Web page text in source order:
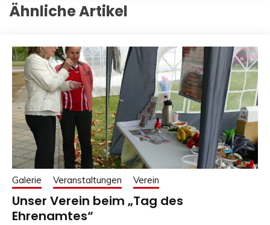
Ähnliche Artikel
Galerie Veranstaltungen Verein
Unser Verein beim „Tag des
Ehrenamtes“